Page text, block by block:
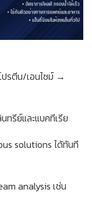
รตีน/เอนไซม์ →
รีย์และแบคทีเรีย
solutions ได้ทันที
analysis เช่น